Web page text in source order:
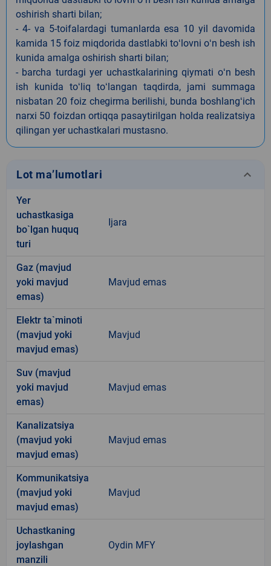
oshirish sharti bilan;
- 4- va 5-toifalardagi tumanlarda esa 10 yil davomida
kamida 15 foiz miqdorida dastlabki toʻlovni oʻn besh ish
kunida amalga oshirish sharti bilan;
- barcha turdagi yer uchastkalarining qiymati oʻn besh
ish kunida toʻliq toʻlangan taqdirda, jami summaga
nisbatan 20 foiz chegirma berilishi, bunda boshlangʻich
narxi 50 foizdan ortiqqa pasaytirilgan holda realizatsiya
qilingan yer uchastkalari mustasno.
Lot ma’lumotlari keyboard_arrow_down
Yer
uchastkasiga
bo`lgan huquq
turi
Ijara
Gaz (mavjud
yoki mavjud
emas)
Mavjud emas
Elektr ta`minoti
(mavjud yoki
mavjud emas)
Mavjud
Suv (mavjud
yoki mavjud
emas)
Mavjud emas
Kanalizatsiya
(mavjud yoki
mavjud emas)
Mavjud emas
Kommunikatsiya
(mavjud yoki
mavjud emas)
Mavjud
Uchastkaning
joylashgan
manzili
Oydin MFY